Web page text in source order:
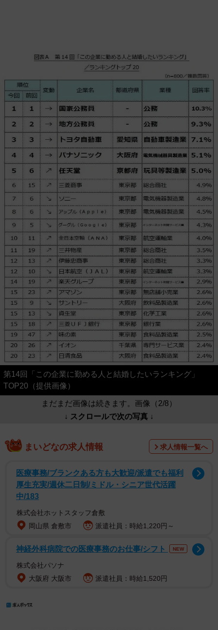
第14回「この企業に勤める人と結婚したいランキング」
TOP20（提供画像）
まだまだ画像は続きます。画像（2/8）
↓ スクロールで次の写真 ↓
まいどなの求人情報 求人情報一覧へ
医療事務/ブランクある方も大歓迎/派遣でも福利
厚生充実/週休二日制/ミドル・シニア世代活躍
中/183
株式会社ホットスタッフ倉敷
岡山県 倉敷市
派遣社員：時給1,220円～
神経外科病院での医療事務のお仕事/シフト NEW
株式会社パソナ
大阪府 大阪市
派遣社員：時給1,520円